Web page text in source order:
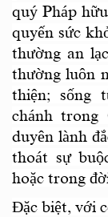
quý Pháp
quyến sức
thường an
thường luôn
thiện; sống
chánh trong
duyên lành
thoát sự
hoặc trong
Đặc biệt, với